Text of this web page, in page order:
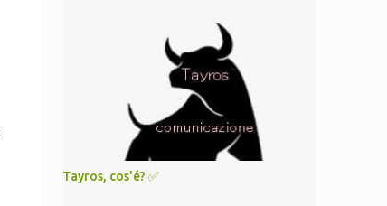
Tayros, cos'é? ✅️